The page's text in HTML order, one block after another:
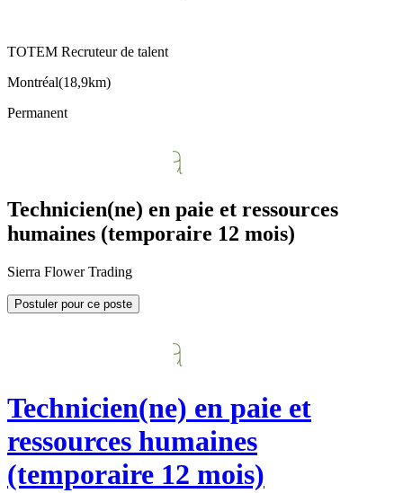
TOTEM Recruteur de talent
Montréal(18,9km)
Permanent
Technicien(ne) en paie et ressources
humaines (temporaire 12 mois)
Sierra Flower Trading
Postuler pour ce poste
Technicien(ne) en paie et
ressources humaines
(temporaire 12 mois)